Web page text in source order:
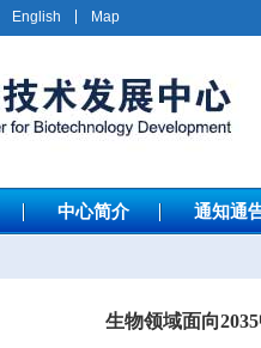
English Map
中心简介 通知通
生物领域面向